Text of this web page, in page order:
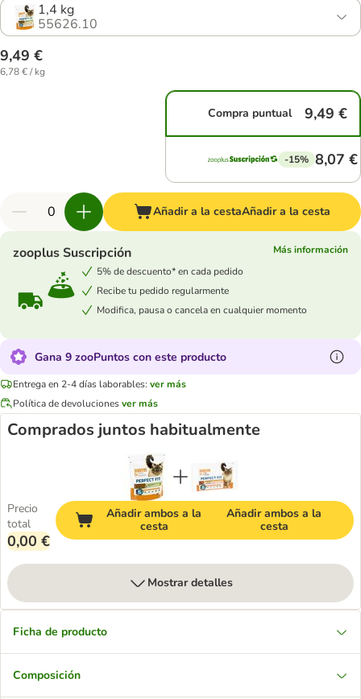
1,4 kg
55626.10
9,49 €
6,78 € / kg
Compra puntual 9,49 €
-15% 8,07 €
Añadir a la cestaAñadir a la cesta
zooplus Suscripción
Más información
5% de descuento* en cada pedido
Recibe tu pedido regularmente
Modifica, pausa o cancela en cualquier momento
Gana 9 zooPuntos con este producto
Entrega en 2-4 días laborables: ver más
Política de devolucionesver más
Comprados juntos habitualmente
Precio
total
0,00 €
Añadir ambos a la
cesta
Añadir ambos a la
cesta
Mostrar detalles
Ficha de producto
Composición